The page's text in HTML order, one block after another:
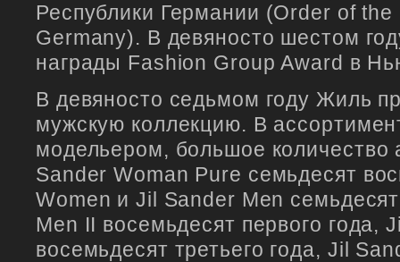
Республики Германии (Order of
Germany). В девяносто шестом
награды Fashion Group Award в
В девяносто седьмом году Жиль
мужскую коллекцию. В
модельером, большое количество
Sander Woman Pure семьдесят
Women и Jil Sander Men
Men II восемьдесят первого года,
восемьдесят третьего года, Jil